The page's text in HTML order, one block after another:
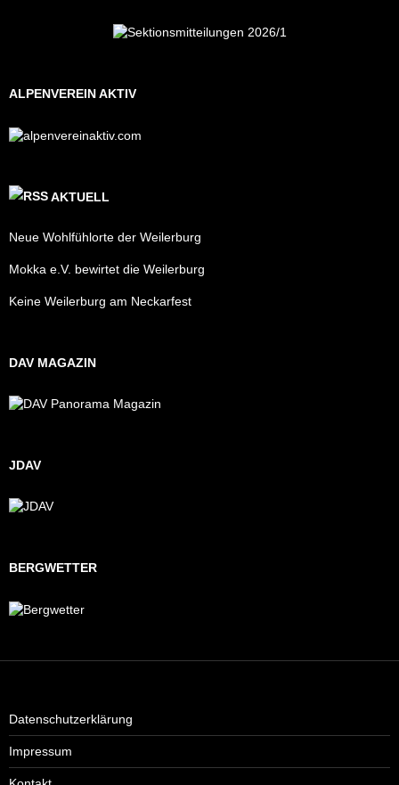
ALPENVEREIN AKTIV
AKTUELL
Neue Wohlfühlorte der Weilerburg
Mokka e.V. bewirtet die Weilerburg
Keine Weilerburg am Neckarfest
DAV MAGAZIN
JDAV
BERGWETTER
Datenschutzerklärung
Impressum